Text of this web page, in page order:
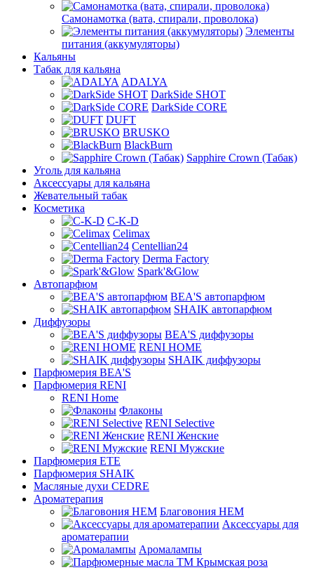
Самонамотка (вата, спирали, проволока)
Элементы
питания (аккумуляторы)
Кальяны
Табак для кальяна
ADALYA
DarkSide SHOT
DarkSide CORE
DUFT
BRUSKO
BlackBurn
Sapphire Crown (Табак)
Уголь для кальяна
Аксессуары для кальяна
Жевательный табак
Косметика
C-K-D
Celimax
Centellian24
Derma Factory
Spark'&Glow
Автопарфюм
BEA'S автопарфюм
SHAIK автопарфюм
Диффузоры
BEA'S диффузоры
RENI HOME
SHAIK диффузоры
Парфюмерия BEA'S
Парфюмерия RENI
RENI Home
Флаконы
RENI Selective
RENI Женские
RENI Мужские
Парфюмерия ETE
Парфюмерия SHAIK
Масляные духи CEDRE
Ароматерапия
Благовония HEM
Аксессуары для
ароматерапии
Аромалампы